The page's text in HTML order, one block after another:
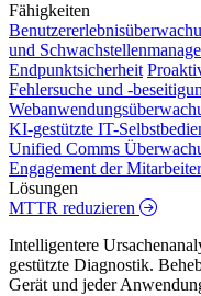
Fähigkeiten
und
Endpunktsicherheit
Fehlersuche und -
KI-gestützte IT-
Unified Comms
Engagement der Mitarbeiter
Lösungen
MTTR reduzieren
Intelligentere
gestützte Diagnostik.
Gerät und jeder